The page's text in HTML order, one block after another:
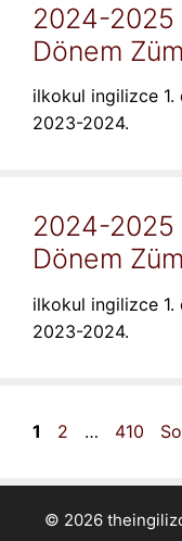
2024-2025
Dönem
ilkokul ingilizce 1.
2023-2024.
2024-2025
Dönem
ilkokul ingilizce 1.
2023-2024.
Sayfa
1 Sayfa
2 … Sayfa
410
© 2026